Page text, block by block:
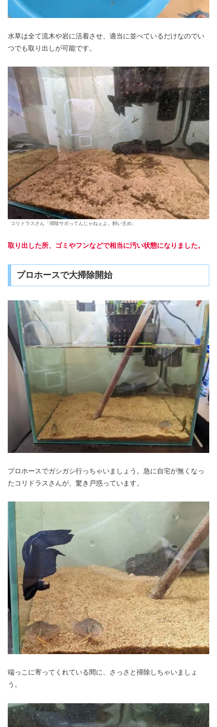
水草は全て流木や岩に活着させ、適当に並べているだけなのでい
つでも取り出しが可能です。
コリドラスさん「掃除サボってんじゃねぇよ。飼い主め」
取り出した所、ゴミやフンなどで相当に汚い状態になりました。
プロホースで大掃除開始
プロホースでガシガシ行っちゃいましょう。急に自宅が無くなっ
たコリドラスさんが、驚き戸惑っています。
端っこに寄ってくれている間に、さっさと掃除しちゃいましょ
う。